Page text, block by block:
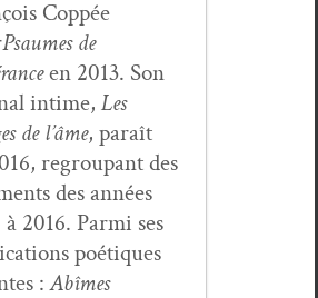
Cop­pée
Psaumes de
en 2013. Son
intime, Les
de l’âme, paraît
regroupant des
des années
à 2016. Par­mi ses
poé­tiques
:Abîmes